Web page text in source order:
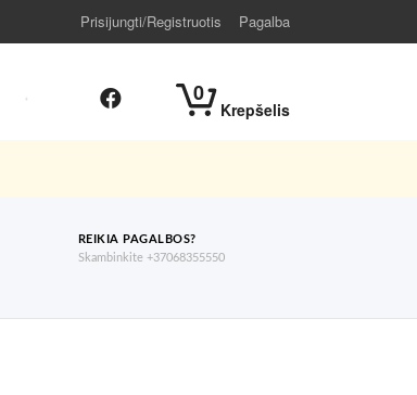
Prisijungti/Registruotis Pagalba
0
Krepšelis
REIKIA PAGALBOS?
Skambinkite +37068355550